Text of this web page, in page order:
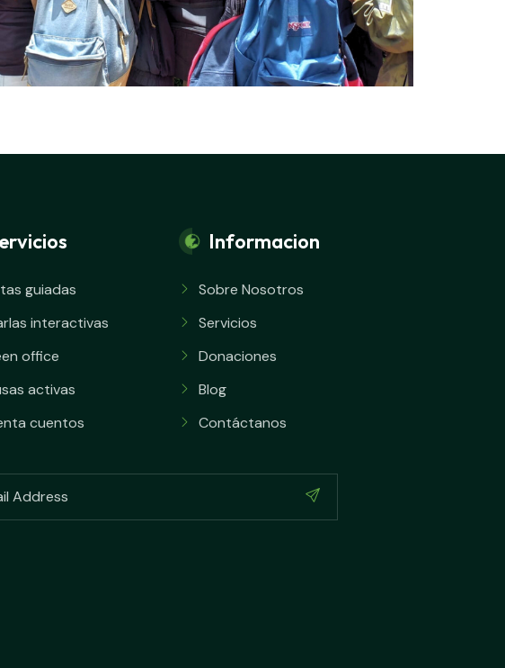
guiadas
interactivas
office
activas
cuentos
Informacion
Sobre Nosotros
Servicios
Donaciones
Blog
Contáctanos